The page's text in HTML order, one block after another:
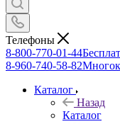
Телефоны
8-800-770-01-44
8-960-740-58-82
Каталог
Назад
Каталог